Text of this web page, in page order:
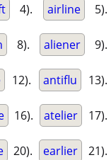
4). airline 5).
8). aliener 9).
12). antiflu 13).
16). atelier 17).
20). earlier 21).